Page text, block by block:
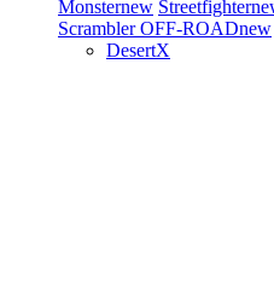
Monsternew Streetfighter
ScramblerOFF-ROADnew
DesertX